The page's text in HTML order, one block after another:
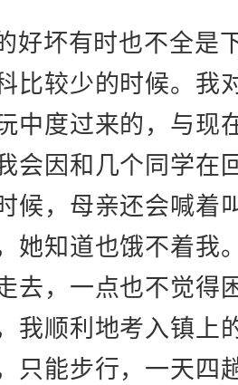
好坏有时也不全是
比较少的时候。 我
中度过来的，与现
会因和几个同学在
候，母亲还会喊着
她知道也饿不着我
去，一点也不觉得
我顺利地考入镇上
只能步行，一天四